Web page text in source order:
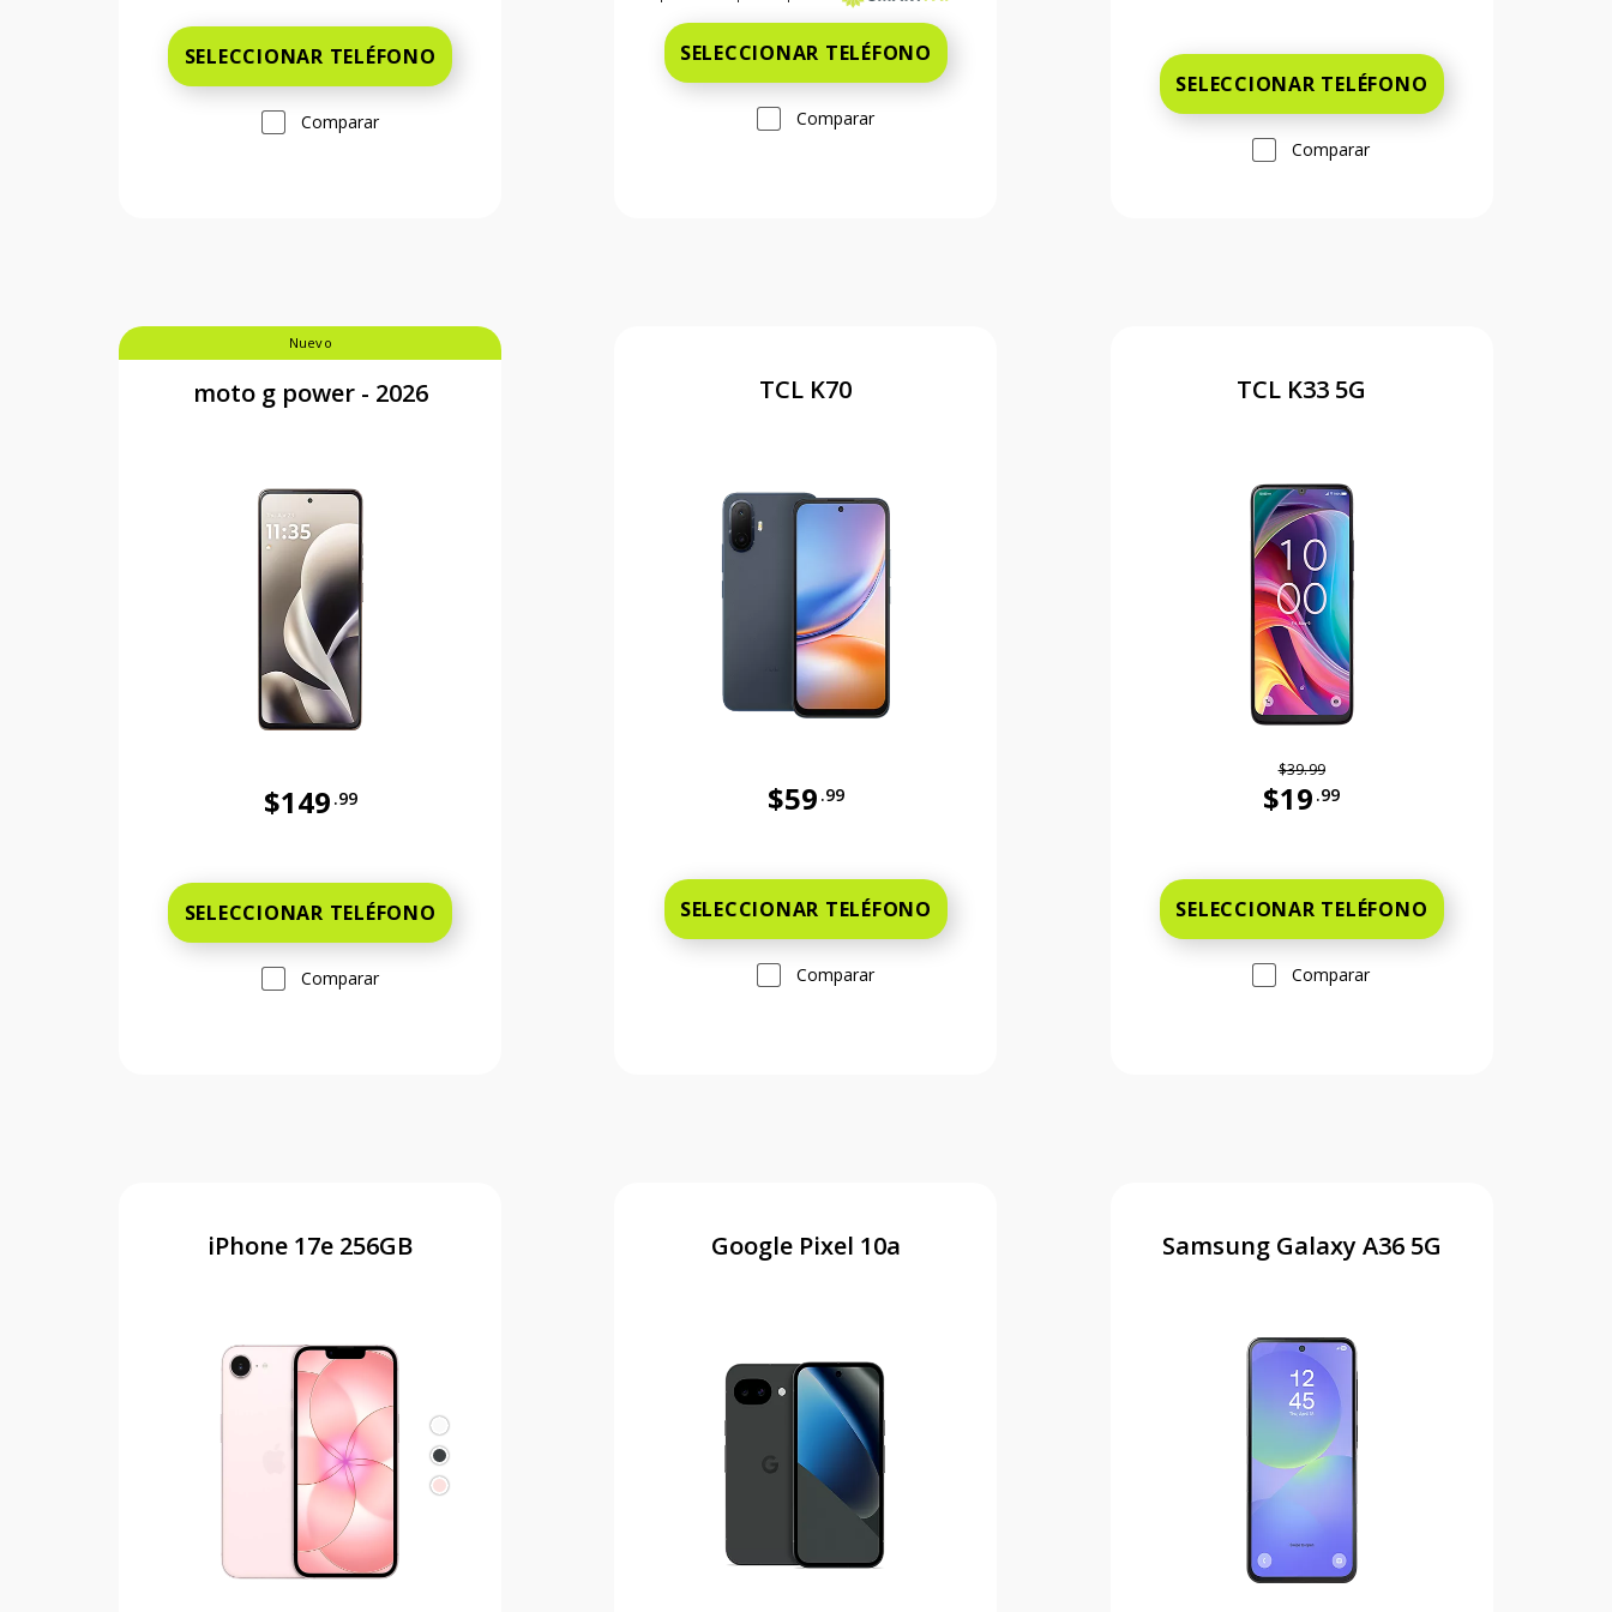
SELECCIONAR TELÉFONO
Comparar
SELECCIONAR TELÉFONO
Comparar
SELECCIONAR TELÉFONO
Comparar
Nuevo
moto g power - 2026
$149 .99
SELECCIONAR TELÉFONO
Comparar
TCL K70
$59 .99
SELECCIONAR TELÉFONO
Comparar
TCL K33 5G
$39.99
$19 .99
SELECCIONAR TELÉFONO
Comparar
iPhone 17e 256GB Google Pixel 10a Samsung Galaxy A36 5G